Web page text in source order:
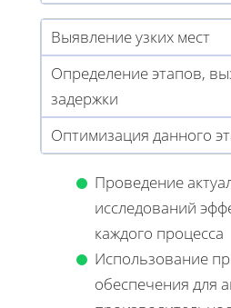
Выявление узких мест
Определение этапов,
задержки
Оптимизация данного
Проведение
исследований
каждого процесса
Использование
обеспечения для